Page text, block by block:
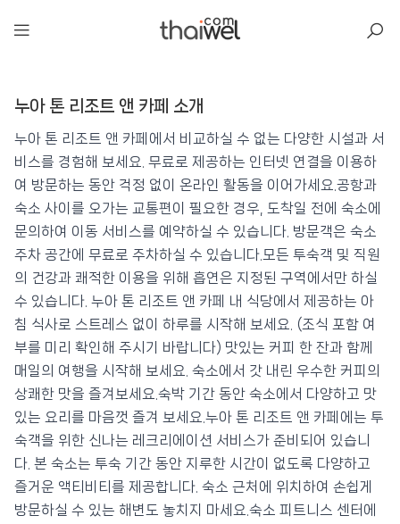
누아 톤 리조트 앤 카페
📍 푸켓 ★★ ⭐ 9.7
💰 최저가 확인 · 예약하기
누아 톤 리조트 앤 카페 소개
누아 톤 리조트 앤 카페에서 비교하실 수 없는 다양한 시설과 서
비스를 경험해 보세요. 무료로 제공하는 인터넷 연결을 이용하
여 방문하는 동안 걱정 없이 온라인 활동을 이어가세요.공항과
숙소 사이를 오가는 교통편이 필요한 경우, 도착일 전에 숙소에
문의하여 이동 서비스를 예약하실 수 있습니다. 방문객은 숙소
주차 공간에 무료로 주차하실 수 있습니다.모든 투숙객 및 직원
의 건강과 쾌적한 이용을 위해 흡연은 지정된 구역에서만 하실
수 있습니다. 누아 톤 리조트 앤 카페 내 식당에서 제공하는 아
침 식사로 스트레스 없이 하루를 시작해 보세요. (조식 포함 여
부를 미리 확인해 주시기 바랍니다) 맛있는 커피 한 잔과 함께
매일의 여행을 시작해 보세요. 숙소에서 갓 내린 우수한 커피의
상쾌한 맛을 즐겨보세요.숙박 기간 동안 숙소에서 다양하고 맛
있는 요리를 마음껏 즐겨 보세요.누아 톤 리조트 앤 카페에는 투
숙객을 위한 신나는 레크리에이션 서비스가 준비되어 있습니
다. 본 숙소는 투숙 기간 동안 지루한 시간이 없도록 다양하고
즐거운 액티비티를 제공합니다. 숙소 근처에 위치하여 손쉽게
방문하실 수 있는 해변도 놓치지 마세요.숙소 피트니스 센터에